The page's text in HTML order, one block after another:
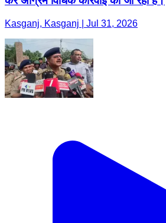
Kasganj, Kasganj | Jul 31, 2026